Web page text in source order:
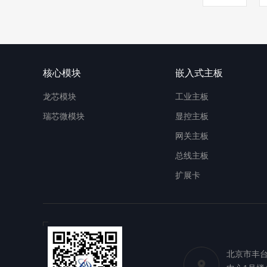
核心模块
龙芯模块
瑞芯微模块
嵌入式主板
工业主板
显控主板
网关主板
总线主板
扩展卡
北京市丰